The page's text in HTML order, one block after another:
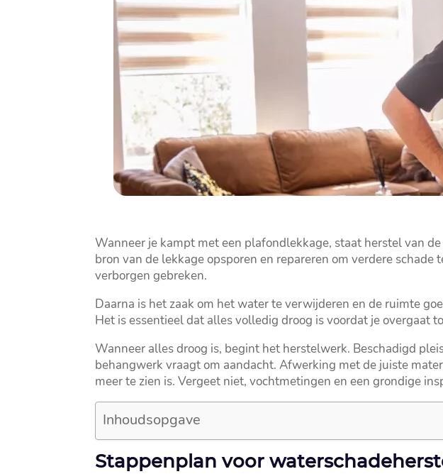
Wanneer je kampt met een plafondlekkage, staat herstel van
bron van de lekkage opsporen en repareren om verdere
verborgen gebreken.​
Daarna is het zaak om het water te verwijderen en de ruimte
Het is essentieel dat alles volledig droog is voordat je overgaat
Wanneer alles droog is, begint het herstelwerk.​ Beschadigd
behangwerk vraagt om aandacht.​ Afwerking met de juiste
meer te zien is.​ Vergeet niet, vochtmetingen en een grondige
Inhoudsopgave
Stappenplan voor